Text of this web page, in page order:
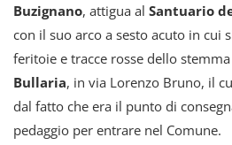
Buzignano, attigua al Santuario
con il suo arco a sesto acuto in cui
feritoie e tracce rosse dello stemma
Bullaria, in via Lorenzo Bruno, il
dal fatto che era il punto di
pedaggio per entrare nel Comune.